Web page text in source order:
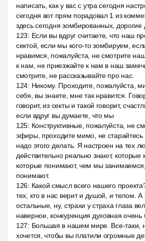
написать, как у вас с утра сегодня
сегодня вот прям порадовал 1 из
здесь сегодня зомбированных, дорогие
123: Если вы вдруг считаете, что наш
сектой, если мы кого-то зомбируем,
нравимся, пожалуйста, не смотрите
к нам, не приезжайте к нам в наш
смотрите, не рассказывайте про нас.
124: Никому. Проходите, пожалуйста,
себя, вы знаете, мне так нравится.
говорит, из секты и такой говорит,
если вдруг вы думаете, что мы
125: Конструктивные, пожалуйста, не
эфиры, проходите мимо, не
надо этого делать. Я настроен на тех
действительно реально знают, которые
которые понимают, чем мы
понимают.
126: Какой смысл всего нашего
тех, кто в нас верит и душой, и телом. А
остальные, ну, страхи у страха глаза
наверное, конкуренция духовная очень
127: Большая в нашем мире. Все-таки,
хочется, чтобы вы платили огромные